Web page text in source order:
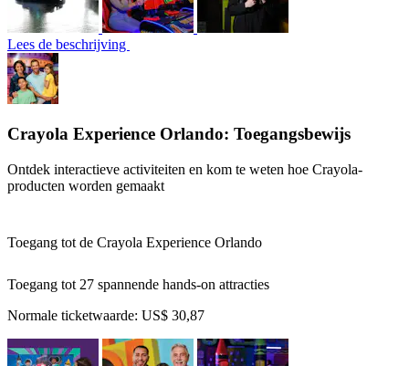
Lees de beschrijving
Crayola Experience Orlando: Toegangsbewijs
Ontdek interactieve activiteiten en kom te weten hoe Crayola-
producten worden gemaakt
Toegang tot de Crayola Experience Orlando
Toegang tot 27 spannende hands-on attracties
Normale ticketwaarde: US$ 30,87